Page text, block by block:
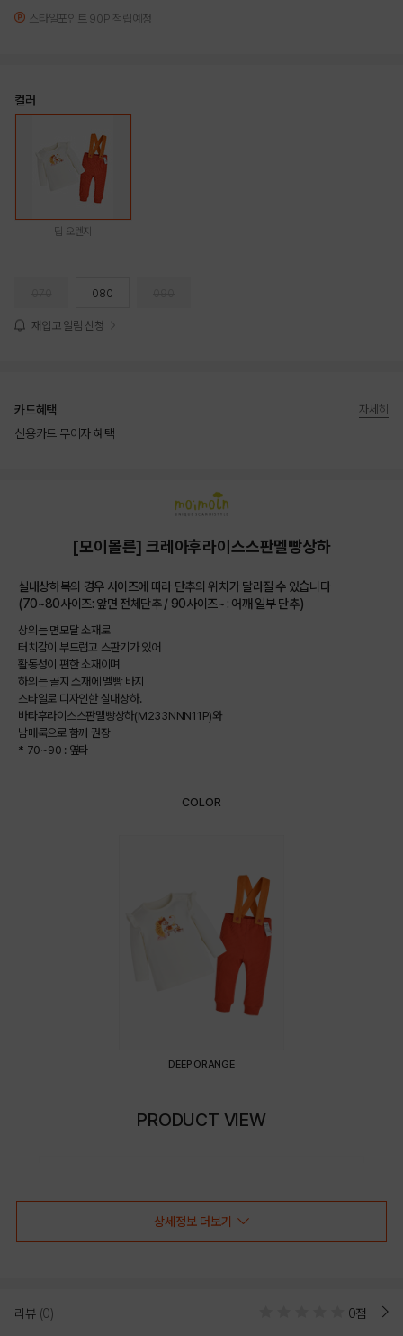
스타일포인트 90P 적립예정
컬러
딥 오렌지
080
재입고 알림 신청
카드혜택
신용카드 무이자 혜택
자세히
[모이몰른] 크레아후라이스스판멜빵상하
실내상하복의 경우 사이즈에 따라 단추의 위치가 달라질 수 있습니다
(70~80사이즈: 앞면 전체단추 / 90사이즈~ : 어깨 일부 단추)
상의는 면모달 소재로
터치감이 부드럽고 스판기가 있어
활동성이 편한 소재이며
하의는 골지 소재에 멜빵 바지
스타일로 디자인한 실내상하.
바타후라이스스판멜빵상하(M233NNN11P)와
남매룩으로 함께 권장
* 70~90 : 옆타
COLOR
DEEP ORANGE
PRODUCT VIEW
상세정보 더보기
리뷰 (0) 0점